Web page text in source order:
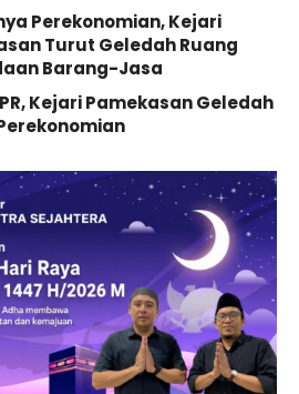
Perekonomian, Kejari
Turut Geledah Ruang
Barang-Jasa
Kejari Pamekasan Geledah